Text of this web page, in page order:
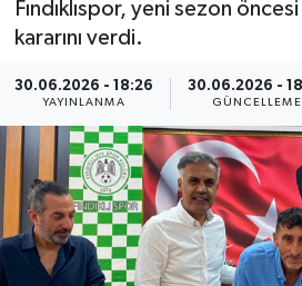
Fındıklıspor, yeni sezon
kararını verdi.
30.06.2026 - 18:26
YAYINLANMA
30.06.2026 -
GÜNCELLEME